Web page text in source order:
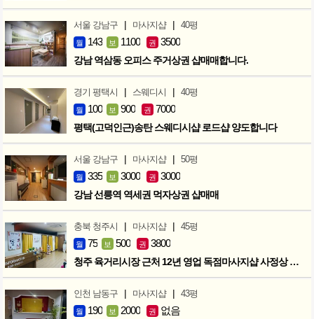
서울 강남구 | 마사지샵 | 40평
월 143 보 1100 권 3500
강남 역삼동 오피스 주거상권 샵매매합니다.
경기 평택시 | 스웨디시 | 40평
월 100 보 900 권 7000
평택(고덕인근)송탄 스웨디시샵 로드샵 양도합니다
서울 강남구 | 마사지샵 | 50평
월 335 보 3000 권 3000
강남 선릉역 역세권 먹자상권 샵매매
충북 청주시 | 마사지샵 | 45평
월 75 보 500 권 3800
청주 육거리시장 근처 12년 영업 독점마사지샵 사정상 급매합니다.
인천 남동구 | 마사지샵 | 43평
월 190 보 2000 권 없음